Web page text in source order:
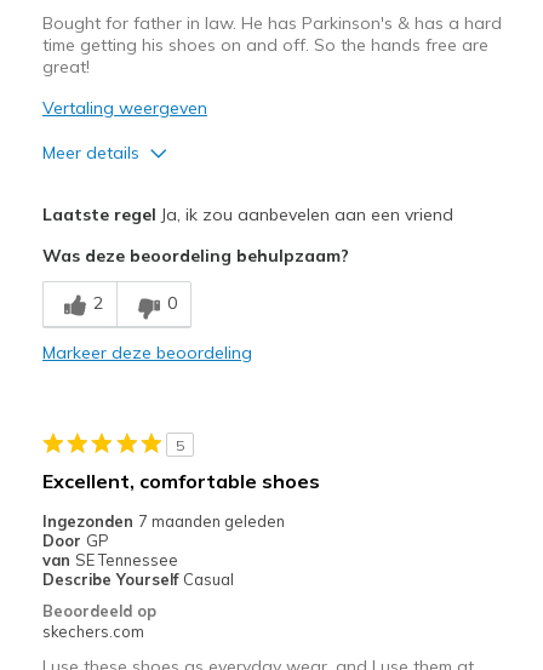
Bought for father in law. He has Parkinson's & has a hard
time getting his shoes on and off. So the hands free are
great!
Vertaling weergeven
Meer details
Comfortable
Stylish
View On Shoes
Shoes are for Wearing
Laatste regel Ja, ik zou aanbevelen aan een vriend
Was deze beoordeling behulpzaam?
2 0
Markeer deze beoordeling
5
Excellent, comfortable shoes
Ingezonden 7 maanden geleden
Door GP
van SE Tennessee
Describe Yourself Casual
Beoordeeld op
skechers.com